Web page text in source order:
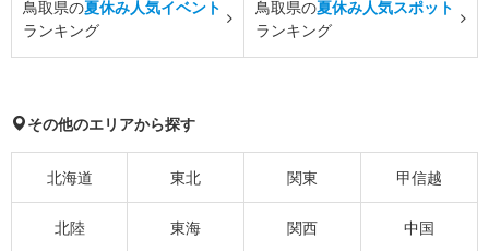
鳥取県の夏休み人気イベント
ランキング
鳥取県の夏休み人気スポット
ランキング
その他のエリアから探す
北海道 東北 関東 甲信越
北陸 東海 関西 中国